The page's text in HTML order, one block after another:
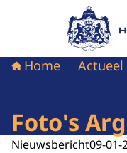
Naar de
Home Actueel
Foto's
Nieuwsbericht09-01-